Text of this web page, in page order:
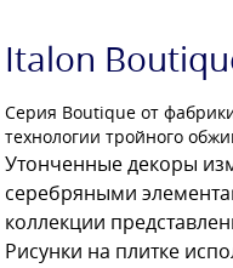
Italon
Серия Boutique от
технологии тройного
Утонченные декоры
серебряными
коллекции
Рисунки на плитке